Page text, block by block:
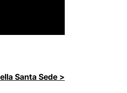
Santa Sede >